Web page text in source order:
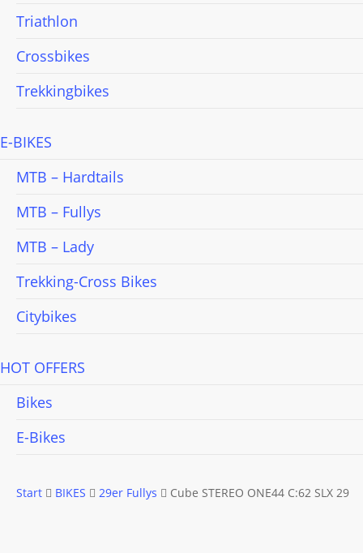
Triathlon
Crossbikes
Trekkingbikes
E-BIKES
MTB – Hardtails
MTB – Fullys
MTB – Lady
Trekking-Cross Bikes
Citybikes
HOT OFFERS
Bikes
E-Bikes
Start BIKES 29er Fullys Cube STEREO ONE44 C:62 SLX 29